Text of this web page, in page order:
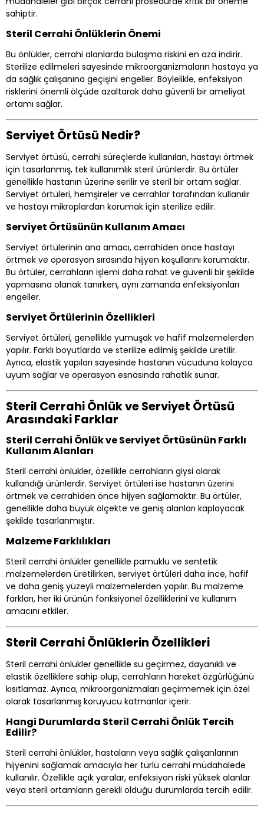
sahiptir.
Steril Cerrahi Önlüklerin Önemi
Bu önlükler, cerrahi alanlarda bulaşma riskini en aza indirir.
Sterilize edilmeleri sayesinde mikroorganizmaların hastaya ya
da sağlık çalışanına geçişini engeller. Böylelikle, enfeksiyon
risklerini önemli ölçüde azaltarak daha güvenli bir ameliyat
ortamı sağlar.
Serviyet Örtüsü Nedir?
Serviyet örtüsü, cerrahi süreçlerde kullanılan, hastayı örtmek
için tasarlanmış, tek kullanımlık steril ürünlerdir. Bu örtüler
genellikle hastanın üzerine serilir ve steril bir ortam sağlar.
Serviyet örtüleri, hemşireler ve cerrahlar tarafından kullanılır
ve hastayı mikroplardan korumak için sterilize edilir.
Serviyet Örtüsünün Kullanım Amacı
Serviyet örtülerinin ana amacı, cerrahiden önce hastayı
örtmek ve operasyon sırasında hijyen koşullarını korumaktır.
Bu örtüler, cerrahların işlemi daha rahat ve güvenli bir şekilde
yapmasına olanak tanırken, aynı zamanda enfeksiyonları
engeller.
Serviyet Örtülerinin Özellikleri
Serviyet örtüleri, genellikle yumuşak ve hafif malzemelerden
yapılır. Farklı boyutlarda ve sterilize edilmiş şekilde üretilir.
Ayrıca, elastik yapıları sayesinde hastanın vücuduna kolayca
uyum sağlar ve operasyon esnasında rahatlık sunar.
Steril Cerrahi Önlük ve Serviyet Örtüsü
Arasındaki Farklar
Steril Cerrahi Önlük ve Serviyet Örtüsünün Farklı
Kullanım Alanları
Steril cerrahi önlükler, özellikle cerrahların giysi olarak
kullandığı ürünlerdir. Serviyet örtüleri ise hastanın üzerini
örtmek ve cerrahiden önce hijyen sağlamaktır. Bu örtüler,
genellikle daha büyük ölçekte ve geniş alanları kaplayacak
şekilde tasarlanmıştır.
Malzeme Farklılıkları
Steril cerrahi önlükler genellikle pamuklu ve sentetik
malzemelerden üretilirken, serviyet örtüleri daha ince, hafif
ve daha geniş yüzeyli malzemelerden yapılır. Bu malzeme
farkları, her iki ürünün fonksiyonel özelliklerini ve kullanım
amacını etkiler.
Steril Cerrahi Önlüklerin Özellikleri
Steril cerrahi önlükler genellikle su geçirmez, dayanıklı ve
elastik özelliklere sahip olup, cerrahların hareket özgürlüğünü
kısıtlamaz. Ayrıca, mikroorganizmaları geçirmemek için özel
olarak tasarlanmış koruyucu katmanlar içerir.
Hangi Durumlarda Steril Cerrahi Önlük Tercih
Edilir?
Steril cerrahi önlükler, hastaların veya sağlık çalışanlarının
hijyenini sağlamak amacıyla her türlü cerrahi müdahalede
kullanılır. Özellikle açık yaralar, enfeksiyon riski yüksek alanlar
veya steril ortamların gerekli olduğu durumlarda tercih edilir.